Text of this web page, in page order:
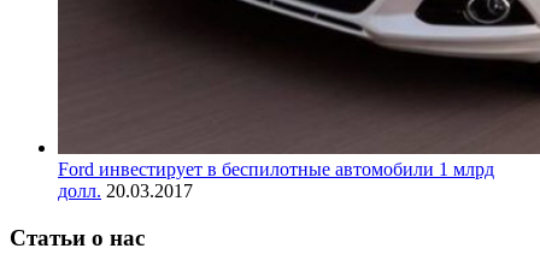
Ford инвестирует в беспилотные автомобили 1 млрд
долл. 20.03.2017
Статьи о нас